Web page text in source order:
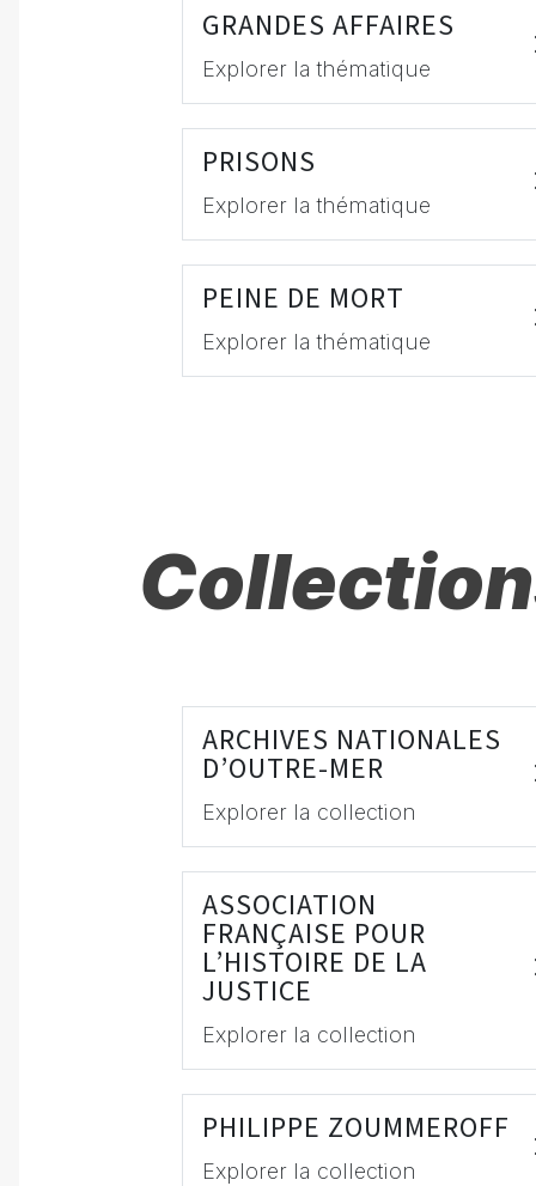
GRANDES AFFAIRES
Explorer la thématique
PRISONS
Explorer la thématique
PEINE DE MORT
Explorer la thématique
ARCHIVES NATIONALES
D’OUTRE-MER
Explorer la collection
ASSOCIATION
FRANÇAISE POUR
L’HISTOIRE DE LA
JUSTICE
Explorer la collection
PHILIPPE ZOUMMEROFF
Explorer la collection